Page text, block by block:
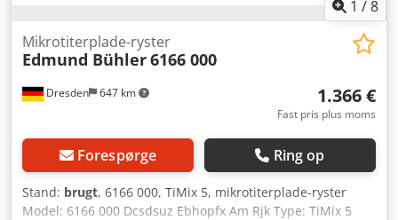
1 /8
Dresden 647 km
Mikrotiterplade-ryster
Edmund Bühler6166 000
1.366 €
Fast pris plus moms
Forespørge Ring op
Stand: brugt, 6166 000, TiMix 5, mikrotiterplade-ryster
Model: 6166 000 Dcsdsuz Ebhopfx Am Rjk Type: TiMix 5